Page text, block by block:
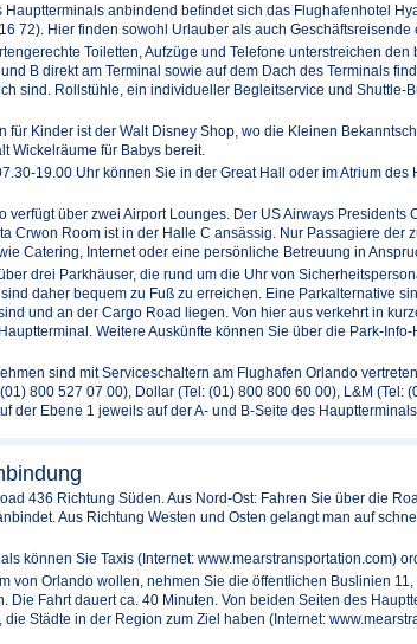
Hauptterminals anbindend befindet sich das Flughafenhotel
72). Hier finden sowohl Urlauber als auch
Toiletten, Aufzüge und Telefone unterstreichen den
B direkt am Terminal sowie auf dem Dach des Terminals
sind. Rollstühle, ein individueller Begleitservice und Shuttle-
für Kinder ist der Walt Disney Shop, wo die Kleinen
Wickelräume für Babys bereit.
19.00 Uhr können Sie in der Great Hall oder im Atrium des
verfügt über zwei Airport Lounges. Der US Airways Presidents
Crwon Room ist in der Halle C ansässig. Nur Passagiere der
Catering, Internet oder eine persönliche Betreuung in
drei Parkhäuser, die rund um die Uhr von
daher bequem zu Fuß zu erreichen. Eine Parkalternative
und an der Cargo Road liegen. Von hier aus verkehrt in
Weitere Auskünfte können Sie über die Park-
sind mit Serviceschaltern am Flughafen Orlando
800 527 07 00), Dollar (Tel: (01) 800 800 60 00), L&M (Tel:
der Ebene 1 jeweils auf der A- und B-Seite des Hauptterminals.
436 Richtung Süden. Aus Nord-Ost: Fahren Sie über die
Aus Richtung Westen und Osten gelangt man auf
können Sie Taxis (Internet: www.mearstransportation.com)
von Orlando wollen, nehmen Sie die öffentlichen Buslinien
Die Fahrt dauert ca. 40 Minuten. Von beiden Seiten des
Städte in der Region zum Ziel haben (Internet: